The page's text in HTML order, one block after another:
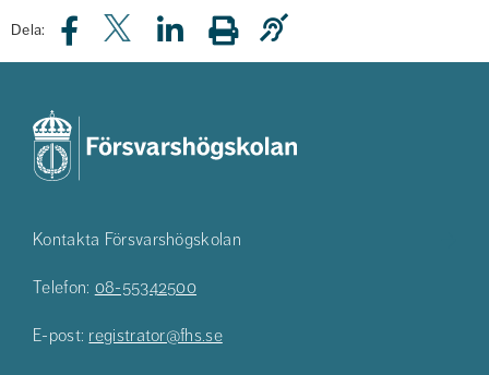
Dela:
Kontakta Försvarshögskolan
Telefon: 08-55342500
E-post: registrator@fhs.se